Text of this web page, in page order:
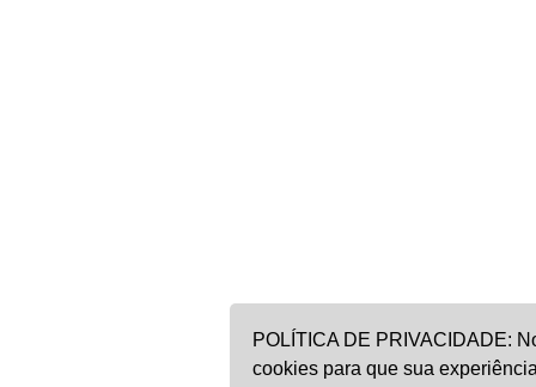
POLÍTICA DE PRIVACIDADE:
cookies para que sua